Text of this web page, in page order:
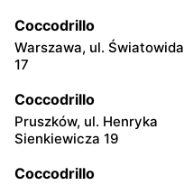
Coccodrillo
Warszawa, ul. Światowida
17
Coccodrillo
Pruszków, ul. Henryka
Sienkiewicza 19
Coccodrillo